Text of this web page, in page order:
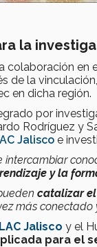
la
colaboración en
de la
en dicha región.
por
Rodríguez y
Jalisco e
intercambiar
y la
catalizar
más conectado
Jalisco y el
para el